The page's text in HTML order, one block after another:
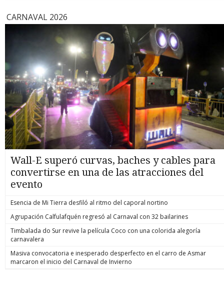
CARNAVAL 2026
Wall-E superó curvas, baches y cables para
convertirse en una de las atracciones del
evento
Esencia de Mi Tierra desfiló al ritmo del caporal nortino
Agrupación Calfulafquén regresó al Carnaval con 32 bailarines
Timbalada do Sur revive la película Coco con una colorida alegoría
carnavalera
Masiva convocatoria e inesperado desperfecto en el carro de Asmar
marcaron el inicio del Carnaval de Invierno